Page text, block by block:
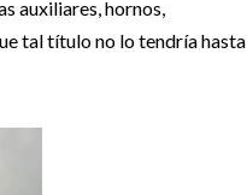
auxiliares, hornos,
tal título no lo tendría hasta